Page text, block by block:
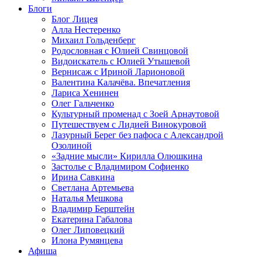
Блоги
Блог Лицея
Алла Нестеренко
Михаил Гольденберг
Родословная с Юлией Свинцовой
Видоискатель с Юлией Утышевой
Вернисаж с Ириной Ларионовой
Валентина Калачёва. Впечатления
Лариса Хенинен
Олег Гальченко
Культурный променад с Зоей Арнаутовой
Путешествуем с Лидией Винокуровой
Лазурный Берег без пафоса с Александрой
Озолиной
«Задние мысли» Кирилла Олюшкина
Застолье с Владимиром Софиенко
Ирина Савкина
Светлана Артемьева
Наталья Мешкова
Владимир Берштейн
Екатерина Габалова
Олег Липовецкий
Илона Румянцева
Афиша